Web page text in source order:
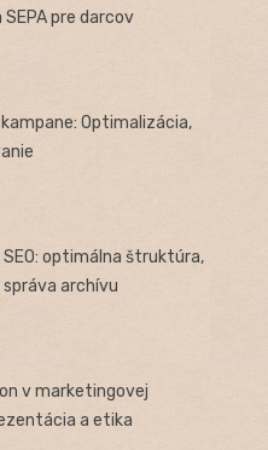
pre darcov
kampane: Optimalizácia,
optimálna štruktúra,
archívu
v marketingovej
a etika